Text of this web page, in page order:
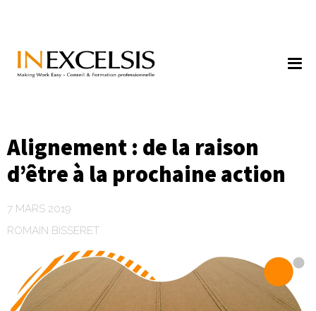
Alignement : de la raison
d’être à la prochaine action
7 MARS 2019
ROMAIN BISSERET